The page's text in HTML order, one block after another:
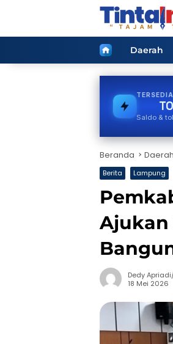
HomeDaerah
TERSEDIA
Saldo &
Beranda Daerah
Berita Lampung
Ajukan
Dedy
18 Mei 2026